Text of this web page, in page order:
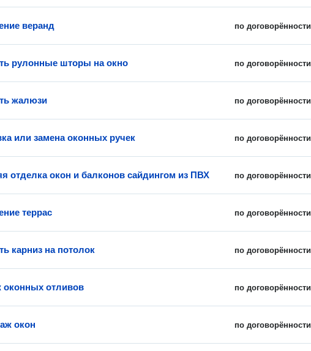
по договорённости
веранд
по договорённости
рулонные шторы на окно
по договорённости
жалюзи
по договорённости
или замена оконных ручек
по договорённости
отделка окон и балконов сайдингом из ПВХ
по договорённости
террас
по договорённости
карниз на потолок
по договорённости
оконных отливов
по договорённости
окон